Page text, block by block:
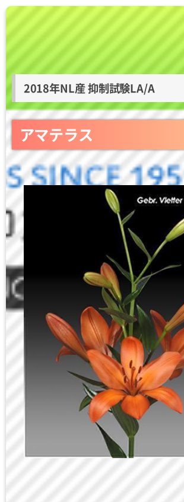
2018年NL産 抑制試験LA/A
アマテラス